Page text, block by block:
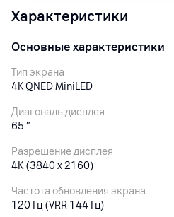
Характеристики
Основные характеристики
Тип экрана
4K QNED MiniLED
Диагональ дисплея
65 ″
Разрешение дисплея
4K (3840 x 2160)
Частота обновления экрана
120 Гц (VRR 144 Гц)